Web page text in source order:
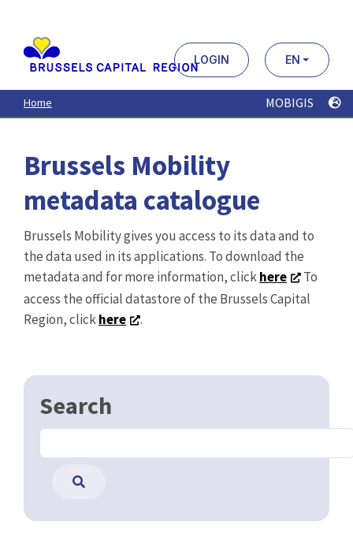
contenu
principal
LOGIN EN
Home MOBIGIS
Brussels Mobility
metadata catalogue
Brussels Mobility gives you access to its data and to
the data used in its applications. To download the
metadata and for more information, clickhere
To
access the official datastore of the Brussels Capital
Region, clickhere .
Search